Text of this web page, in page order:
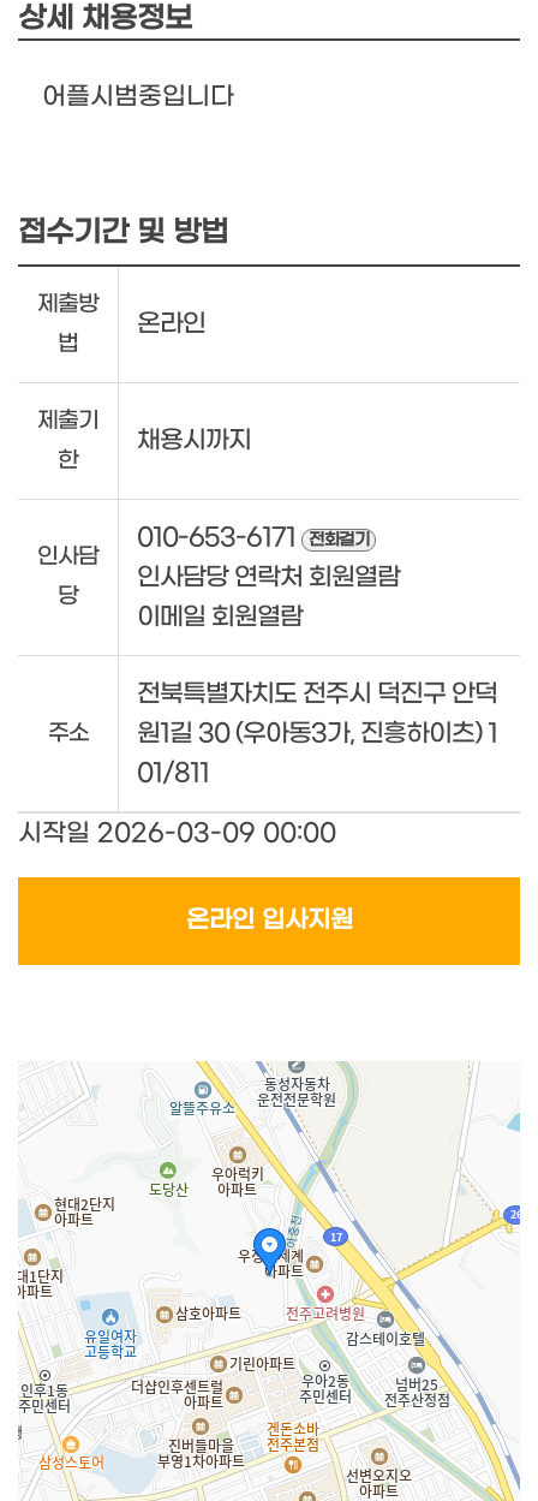
상세 채용정보
어플시범중입니다
접수기간 및 방법
제출방
법
온라인
제출기
한
채용시까지
인사담
당
010-653-6171 전화걸기
인사담당 연락처 회원열람
이메일 회원열람
주소
전북특별자치도 전주시 덕진구 안덕
원1길 30 (우아동3가, 진흥하이츠) 1
01/811
시작일 2026-03-09 00:00
온라인 입사지원